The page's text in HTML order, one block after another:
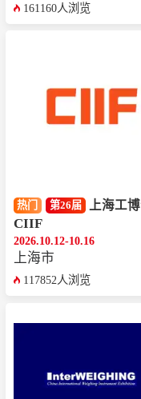
161160人浏览
热门 第26届 上海工
CIIF
2026.10.12-10.16
上海市
117852人浏览